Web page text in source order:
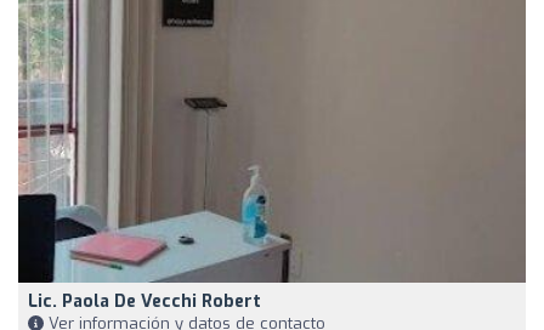
Lic. Paola De Vecchi Robert
Ver información y datos de contacto